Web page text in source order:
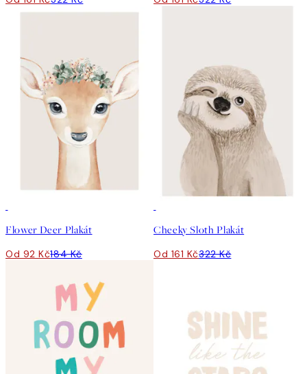
Flower Deer Plakát
Od 92 Kč184 Kč
Cheeky Sloth Plakát
Od 161 Kč322 Kč